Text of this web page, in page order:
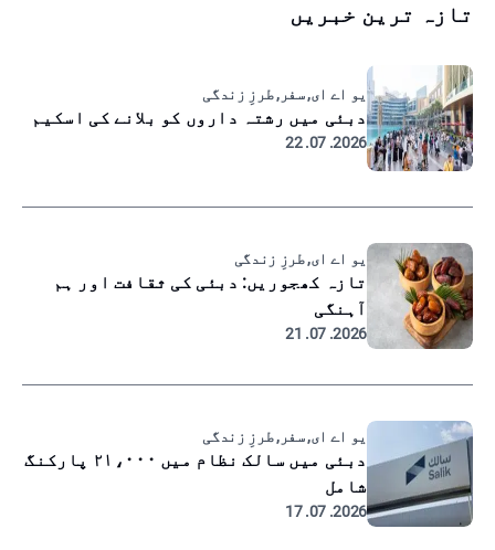
تازہ ترین خبریں
یو اے ای, سفر, طرزِ زندگی
دبئی میں رشتہ داروں کو بلانے کی اسکیم
2026. 07. 22
یو اے ای, طرزِ زندگی
تازہ کھجوریں: دبئی کی ثقافت اور ہم
آہنگی
2026. 07. 21
یو اے ای, سفر, طرزِ زندگی
دبئی میں سالک نظام میں ۲۱،۰۰۰ پارکنگ
شامل
2026. 07. 17